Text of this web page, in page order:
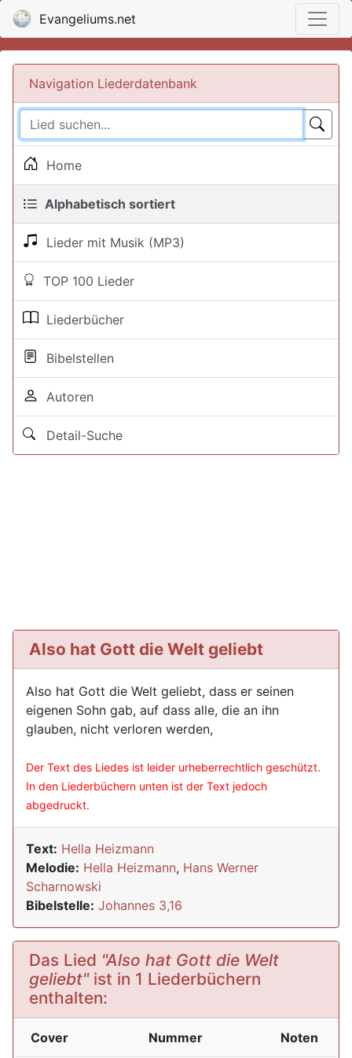
Evangeliums.net
Navigation Liederdatenbank
Home
Alphabetisch sortiert
Lieder mit Musik (MP3)
TOP 100 Lieder
Liederbücher
Bibelstellen
Autoren
Detail-Suche
Also hat Gott die Welt geliebt
Also hat Gott die Welt geliebt, dass er seinen
eigenen Sohn gab, auf dass alle, die an ihn
glauben, nicht verloren werden,
Der Text des Liedes ist leider urheberrechtlich geschützt.
In den Liederbüchern unten ist der Text jedoch
abgedruckt.
Text: Hella Heizmann
Melodie: Hella Heizmann, Hans Werner
Scharnowski
Bibelstelle: Johannes 3,16
Das Lied "Also hat Gott die Welt
geliebt"ist in 1 Liederbüchern
enthalten:
Cover Nummer Noten